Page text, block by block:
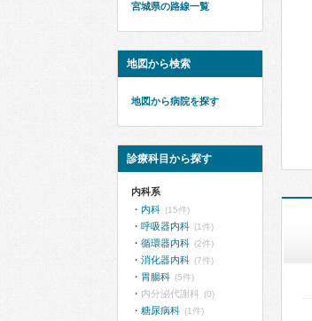
宮城県の路線一覧
地図から検索
地図から病院を探す
診療科目から探す
内科系
内科 (15件)
呼吸器内科 (1件)
循環器内科 (2件)
消化器内科 (7件)
胃腸科 (5件)
内分泌代謝科 (0)
糖尿病科 (1件)